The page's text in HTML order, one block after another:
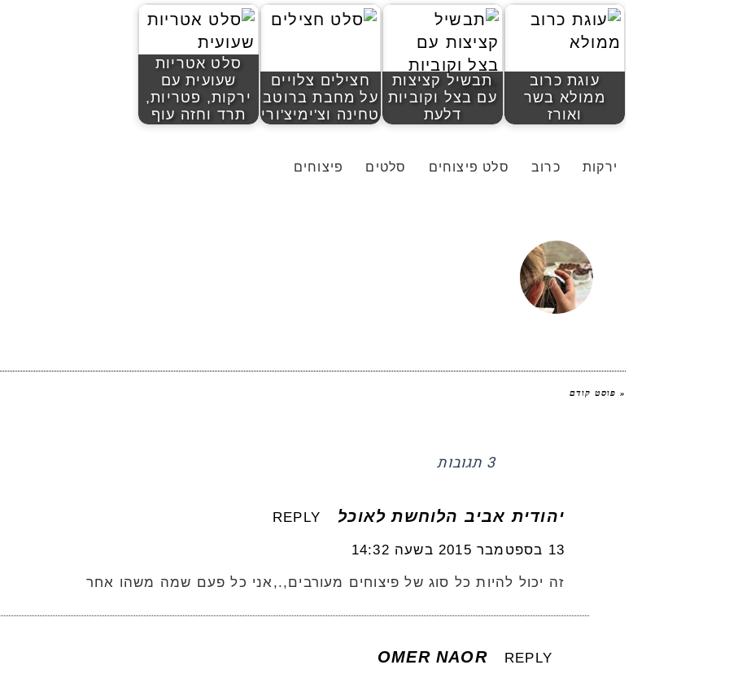
עוגת כרוב
ממולא בשר
ואורז
תבשיל קציצות
עם בצל וקוביות
דלעת
חצילים צלויים
על מחבת ברוטב
טחינה וצ'ימיצ'ורי
סלט אטריות
שעועית עם
ירקות, פטריות,
תרד וחזה עוף
ירקות כרוב סלט פיצוחים סלטים פיצוחים
« פוסט קודם
3 תגובות
יהודית אביב הלוחשת לאוכל REPLY
13 בספטמבר 2015 בשעה 14:32
זה יכול להיות כל סוג של פיצוחים מעורבים,.,אני כל פעם שמה משהו אחר
OMER NAOR REPLY